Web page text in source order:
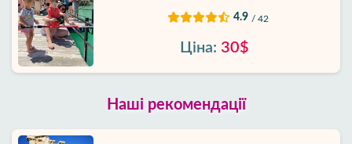
4.9 / 42
Ціна: 30$
Наші рекомендації